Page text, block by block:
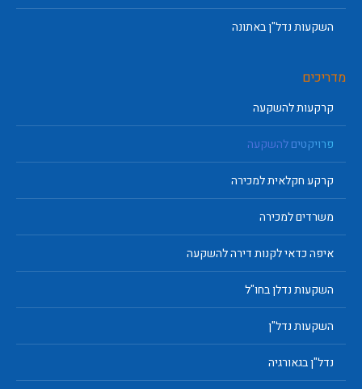
השקעות נדל"ן באתונה
מדריכים
קרקעות להשקעה
פרויקטים להשקעה
קרקע חקלאית למכירה
משרדים למכירה
איפה כדאי לקנות דירה להשקעה
השקעות נדלן בחו"ל
השקעות נדל"ן
נדל"ן בגאורגיה